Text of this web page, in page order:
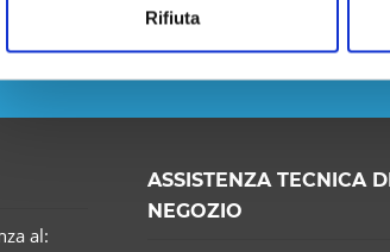
Rifiuta
alla newsletter gratuita e non perdere
da IT-Planet.
al:
ASSISTENZA TECNICA
NEGOZIO